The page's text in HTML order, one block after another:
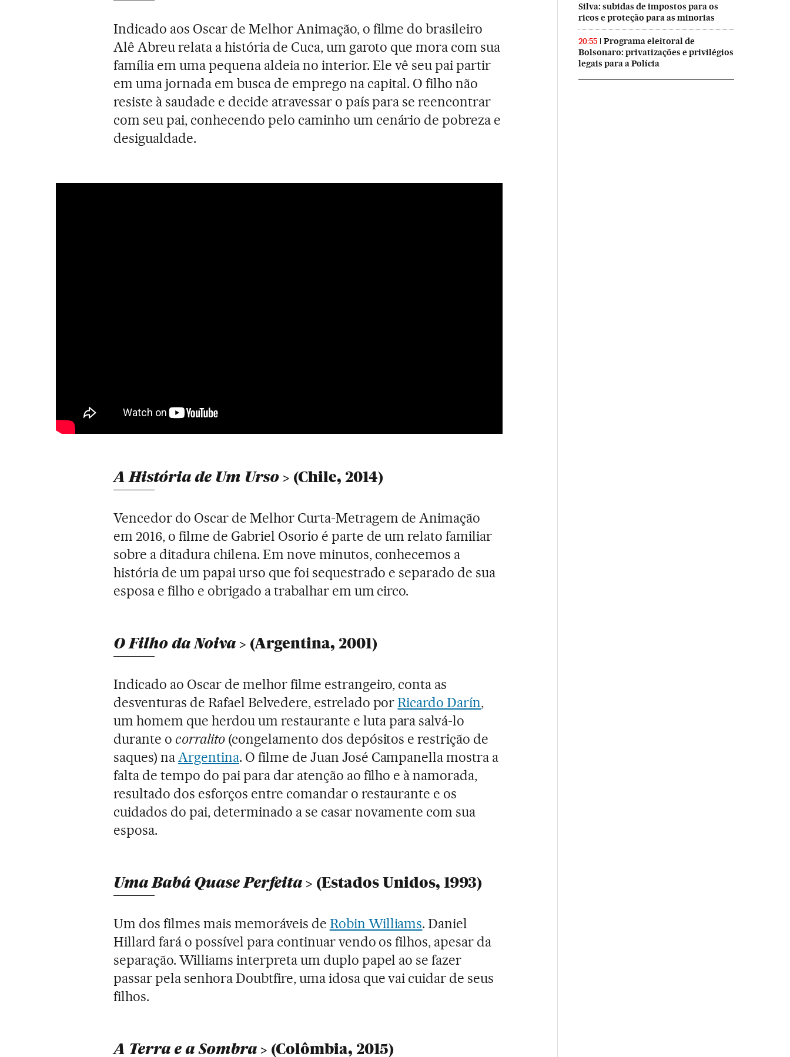
Indicado aos Oscar de Melhor Animação, o filme do brasileiro
Alê Abreu relata a história de Cuca, um garoto que mora com sua
família em uma pequena aldeia no interior. Ele vê seu pai partir
em uma jornada em busca de emprego na capital. O filho não
resiste à saudade e decide atravessar o país para se reencontrar
com seu pai, conhecendo pelo caminho um cenário de pobreza e
desigualdade.
A História de Um Urso (Chile, 2014)
Vencedor do Oscar de Melhor Curta-Metragem de Animação
em 2016, o filme de Gabriel Osorio é parte de um relato familiar
sobre a ditadura chilena. Em nove minutos, conhecemos a
história de um papai urso que foi sequestrado e separado de sua
esposa e filho e obrigado a trabalhar em um circo.
O Filho da Noiva (Argentina, 2001)
Indicado ao Oscar de melhor filme estrangeiro, conta as
desventuras de Rafael Belvedere, estrelado porRicardo Darín,
um homem que herdou um restaurante e luta para salvá-lo
durante o corralito (congelamento dos depósitos e restrição de
saques) naArgentina. O filme de Juan José Campanella mostra a
falta de tempo do pai para dar atenção ao filho e à namorada,
resultado dos esforços entre comandar o restaurante e os
cuidados do pai, determinado a se casar novamente com sua
esposa.
Uma Babá Quase Perfeita (Estados Unidos, 1993)
Um dos filmes mais memoráveis de Robin Williams. Daniel
Hillard fará o possível para continuar vendo os filhos, apesar da
separação. Williams interpreta um duplo papel ao se fazer
passar pela senhora Doubtfire, uma idosa que vai cuidar de seus
filhos.
A Terra e a Sombra (Colômbia, 2015)
Silva: subidas de impostos para os
ricos e proteção para as minorias
20:55
Programa eleitoral de
Bolsonaro: privatizações e privilégios
legais para a Polícia